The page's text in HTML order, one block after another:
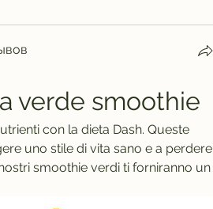
verde smoothie
con la dieta Dash. Queste
uno stile di vita sano e a perdere
smoothie verdi ti forniranno un